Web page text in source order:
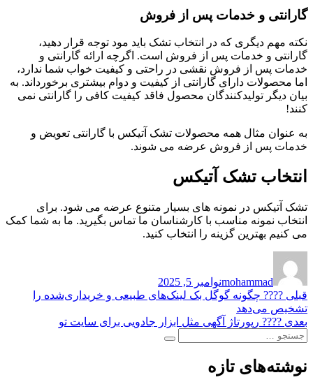
گارانتی و خدمات پس از فروش
نکته مهم دیگری که در انتخاب تشک باید مود توجه قرار دهید،
گارانتی و خدمات پس از فروش است. اگرچه ارائه گارانتی و
خدمات پس از فروش نقشی در راحتی و کیفیت خواب شما ندارد،
اما محصولات دارای گارانتی از کیفیت و دوام بیشتری برخورداند. به
بیان دیگر تولیدکنندگان محصول فاقد کیفیت کافی را گارانتی نمی
کنند!
به عنوان مثال همه محصولات تشک آتیکس با گارانتی تعویض و
خدمات پس از فروش عرضه می شوند.
انتخاب تشک آتیکس
تشک آتیکس در نمونه های بسیار متنوع عرضه می شود. برای
انتخاب نمونه مناسب با کارشناسان ما تماس بگیرید. ما به شما کمک
می کنیم بهترین گزینه را انتخاب کنید.
mohammadدر
نوامبر 5, 2025
راهبری
نوشته
قبلی نوشته
قبلی:
???? چگونه گوگل بک لینک‌های طبیعی و خریداری‌شده را
تشخیص می‌دهد
بعدی نوشته
بعدی:
????️ رپورتاژ آگهی مثل ابزار جادویی برای سایت تو
جستجو
جستجو
نوشته‌های تازه